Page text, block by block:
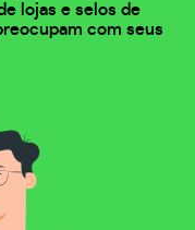
lojas e selos de
com seus